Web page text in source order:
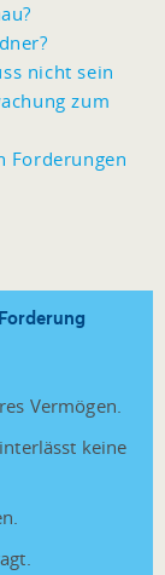
nicht sein
zum
Forderungen
Vermögen.
keine